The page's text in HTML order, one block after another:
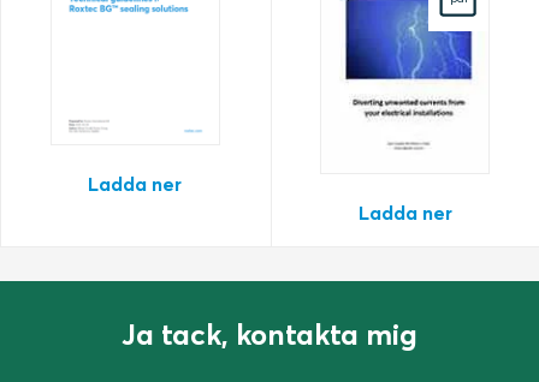
Ladda ner
Ladda ner
Ja tack, kontakta mig